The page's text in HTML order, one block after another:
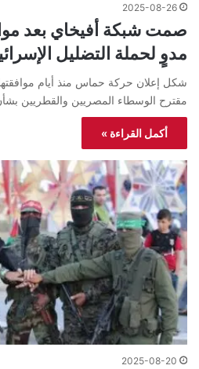
2025-08-26
صمت شبكة أفيخاي بعد
مدوٍ لحملة التضليل
شكل إعلان حركة حماس منذ أيام
مقترح الوسطاء المصريين والقطريين
أكمل القراءة »
2025-08-20